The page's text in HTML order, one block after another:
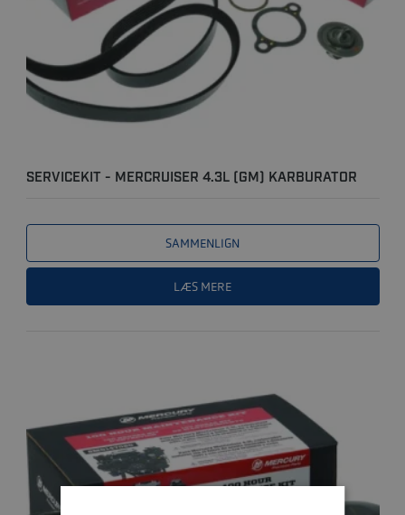
SERVICEKIT - MERCRUISER 4.3L (GM) KARBURATOR
SAMMENLIGN
LÆS MERE